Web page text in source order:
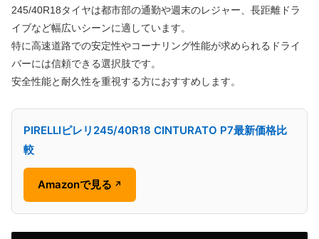
245/40R18タイヤは都市部の通勤や週末のレジャー、長距離ドラ
イブなど幅広いシーンに適しています。
特に高速道路での安定性やコーナリング性能が求められるドライ
バーには信頼できる選択肢です。
安全性能と耐久性を重視する方におすすめします。
PIRELLIピレリ245/40R18 CINTURATO P7最新価格比
較
Amazonで見る ↗